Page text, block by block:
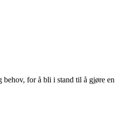
behov, for å bli i stand til å gjøre en